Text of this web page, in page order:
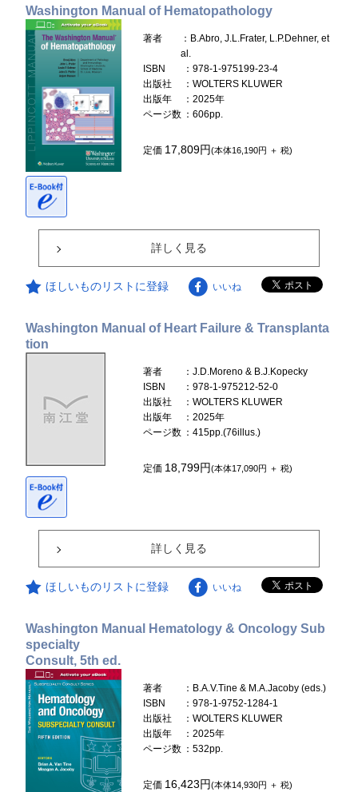
Washington Manual of Hematopathology
著者
：B.Abro, J.L.Frater, L.P.Dehner, et
al.
ISBN
：978-1-975199-23-4
出版社
：WOLTERS KLUWER
出版年
：2025年
ページ数 ：606pp.
定価 17,809円(本体16,190円 ＋ 税)
詳しく見る
ほしいものリストに登録 いいね
Washington Manual of Heart Failure & Transplanta
tion
著者
：J.D.Moreno & B.J.Kopecky
ISBN
：978-1-975212-52-0
出版社
：WOLTERS KLUWER
出版年
：2025年
ページ数 ：415pp.(76illus.)
定価 18,799円(本体17,090円 ＋ 税)
詳しく見る
ほしいものリストに登録 いいね
Washington Manual Hematology & Oncology Sub
specialty
Consult, 5th ed.
著者
：B.A.V.Tine & M.A.Jacoby (eds.)
ISBN
：978-1-9752-1284-1
出版社
：WOLTERS KLUWER
出版年
：2025年
ページ数 ：532pp.
定価 16,423円(本体14,930円 ＋ 税)